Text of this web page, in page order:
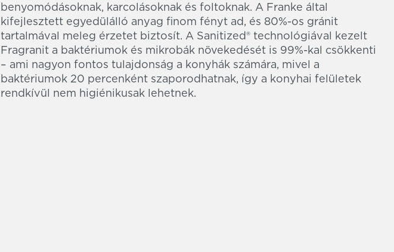
benyomódásoknak, karcolásoknak és foltoknak. A Franke által
kifejlesztett egyedülálló anyag finom fényt ad, és 80%-os gránit
tartalmával meleg érzetet biztosít. A Sanitized® technológiával kezelt
Fragranit a baktériumok és mikrobák növekedését is 99%-kal csökkenti
– ami nagyon fontos tulajdonság a konyhák számára, mivel a
baktériumok 20 percenként szaporodhatnak, így a konyhai felületek
rendkívül nem higiénikusak lehetnek.